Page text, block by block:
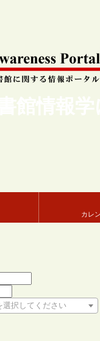
館情報
カレ
択してください
ださい